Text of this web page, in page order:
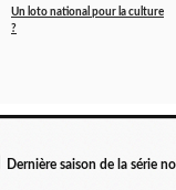
Un loto national pour la culture
?